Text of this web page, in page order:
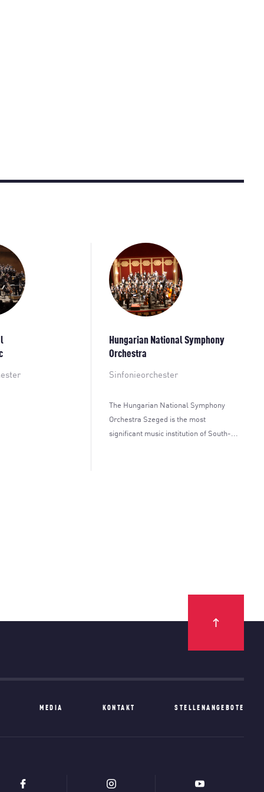
Hungarian National Symphony
Orchestra
Sinfonieorchester
The Hungarian National Symphony
Orchestra Szeged is the most
significant music institution of South-...
MEDIA KONTAKT STELLENANGEBOTE